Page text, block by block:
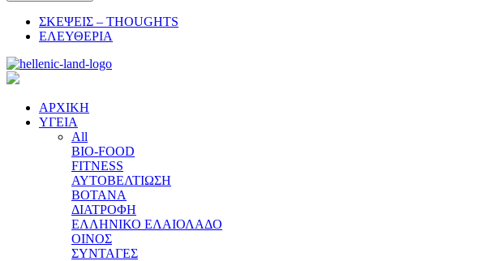
ΣΚΕΨΕΙΣ – THOUGHTS
ΕΛΕΥΘΕΡΙΑ
ΑΡΧΙΚΗ
ΥΓΕΙΑ
All
BIO-FOOD
FITNESS
ΑΥΤΟΒΕΛΤΙΩΣΗ
ΒΟΤΑΝΑ
ΔΙΑΤΡΟΦΗ
ΕΛΛΗΝΙΚΟ ΕΛΑΙΟΛΑΔΟ
ΟΙΝΟΣ
ΣΥΝΤΑΓΕΣ